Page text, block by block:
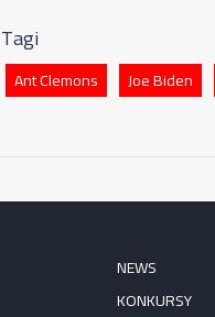
Tagi
Ant Clemons Joe Biden
NEWS
KONKURSY